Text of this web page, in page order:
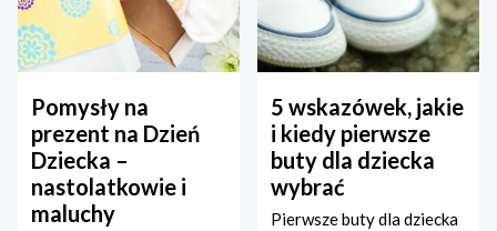
Pomysły na
prezent na Dzień
Dziecka –
nastolatkowie i
maluchy
5 wskazówek, jakie
i kiedy pierwsze
buty dla dziecka
wybrać
Pierwsze buty dla dziecka